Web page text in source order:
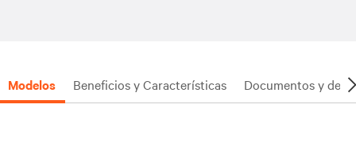
Modelos Beneficios y Características Documentos y